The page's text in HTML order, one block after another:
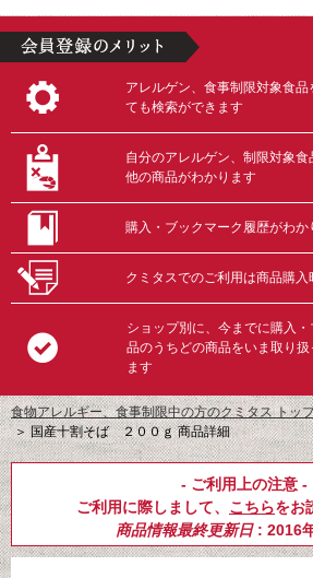
アレルゲン、食事制限対象食品
ても検索ができます
自分のアレルゲン、制限対象
他の商品がわかります
購入・ブックマーク履歴がわか
クミタスでのご利用は商品購入
ショップ別に、今までに購入
品のうちどの商品をいま取り扱
ます
食物アレルギー、食事制限中の方のクミタス トッ
＞国産十割そば ２００ｇ 商品詳細
- ご利用上の注意 -
ご利用に際しまして、 こちらをお
商品情報最終更新日: 2016